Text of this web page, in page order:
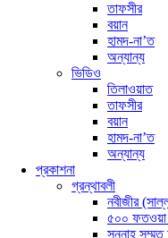
তাফসীর
বয়ান
হামদ-না’ত
অন্যান্য
ভিডিও
তিলাওয়াত
তাফসীর
বয়ান
হামদ-না’ত
অন্যান্য
প্রকাশনা
গ্রন্থাবলী
নবীজীর
৫০০ ফতওয়া
সুন্নাহ